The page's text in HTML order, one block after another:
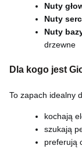
Nuty
Nuty
Nuty
drzewne
Dla kogo jest
To zapach idealny
kochają
szukają
preferują